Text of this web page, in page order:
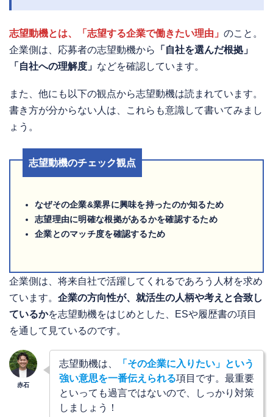
志望動機とは、「志望する企業で働きたい理由」 のこと。
企業側は、応募者の志望動機から
「自社を選んだ根拠」
「自社への理解度」 などを確認しています。
また、他にも以下の観点から志望動機は読まれています。
書き方が分からない人は、これらも意識して書いてみまし
ょう。
志望動機のチェック観点
なぜその企業&業界に興味を持ったのか知るため
志望理由に明確な根拠があるかを確認するため
企業とのマッチ度を確認するため
企業側は、将来自社で活躍してくれるであろう人材を求め
ています。 企業の方向性が、就活生の人柄や考えと合致し
ているかを志望動機をはじめとした、ESや履歴書の項目
を通して見ているのです。
志望動機は、
「その企業に入りたい」という
強い意思を一番伝えられる項目です。最重要
といっても過言ではないので、しっかり対策
しましょう！